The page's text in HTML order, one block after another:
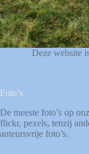
Deze website
Foto’s
De meeste foto’s op
flickr, pexels, tenzij
auteursvrije foto’s.